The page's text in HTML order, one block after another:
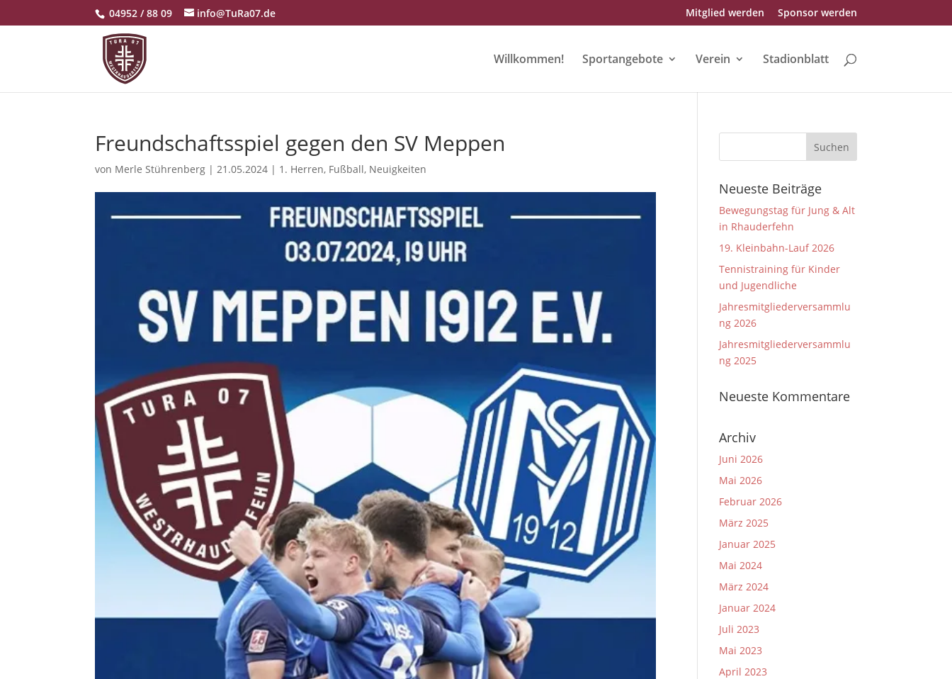
04952 / 88 09 info@TuRa07.de Mitglied werden Sponsor werden
Willkommen! Sportangebote Verein Stadionblatt
Freundschaftsspiel gegen den SV Meppen
von Merle Stührenberg |21.05.2024 | 1. Herren, Fußball, Neuigkeiten
Neueste Beiträge
Bewegungstag für Jung & Alt
in Rhauderfehn
19. Kleinbahn-Lauf 2026
Tennistraining für Kinder
und Jugendliche
Jahresmitgliederversammlu
ng 2026
Jahresmitgliederversammlu
ng 2025
Neueste Kommentare
Archiv
Juni 2026
Mai 2026
Februar 2026
März 2025
Januar 2025
Mai 2024
März 2024
Januar 2024
Juli 2023
Mai 2023
April 2023